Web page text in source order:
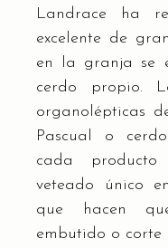
Landrace ha
excelente de
en la granja se
cerdo propio.
organolépticas
Pascual o
cada
veteado único
que hacen
embutido o corte